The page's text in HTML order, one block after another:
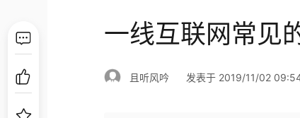
一线互联网常见
且听风吟 发表于 2019/11/02